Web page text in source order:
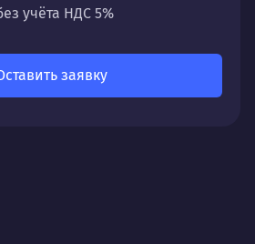
стратегии, настройки,
учёта НДС 5%
заявку